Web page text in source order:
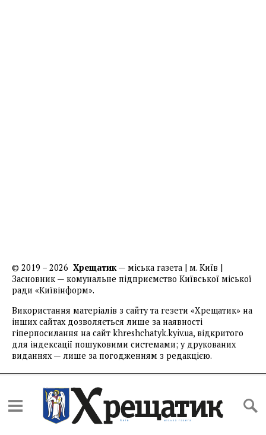
© 2019 – 2026 Хрещатик— міська газета | м. Київ |
Засновник — комунальне підприємство Київської міської
ради «Київінформ».
Використання матеріалів з сайту та гезети «Хрещатик» на
інших сайтах дозволяється лише за наявності
гіперпосилання на сайт khreshchatyk.kyiv.ua, відкритого
для індексації пошуковими системами; у друкованих
виданнях — лише за погодженням з редакцією.